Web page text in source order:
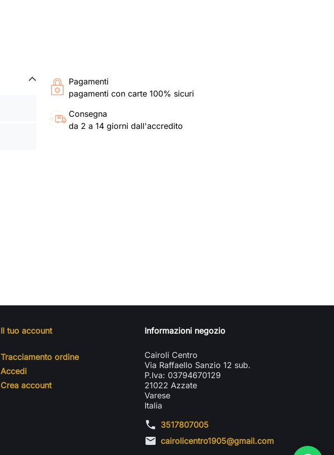
Pagamenti
pagamenti con carte 100% sicuri
Consegna
da 2 a 14 giorni dall'accredito
Il tuo account
Tracciamento ordine
Accedi
Crea account
Informazioni negozio
Cairoli Centro
Via Raffaello Sanzio 12 sub.
P.Iva: 03794670129
21022 Azzate
Varese
Italia
phone 3517807005
mail cairolicentro1905@gmail.com